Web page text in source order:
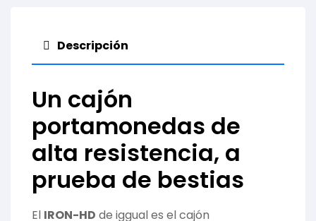
Descripción
Un cajón
portamonedas de
alta resistencia, a
prueba de bestias
El IRON-HD de iggual es el cajón